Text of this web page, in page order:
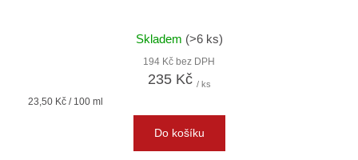
Skladem (>6 ks)
194 Kč bez DPH
235 Kč / ks
Měrná
23,50 Kč / 100 ml
Do košíku